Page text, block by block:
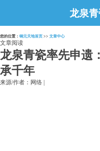
龙泉
遗：
您的位置： 铜元天地首页 >> 文章中心
文章阅读
龙泉青瓷率先申遗
承千年
来源/作者：网络 |